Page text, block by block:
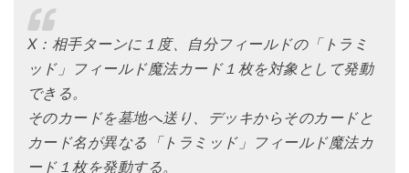
X：相手ターンに１度、自分フィールドの「トラミ
ッド」フィールド魔法カード１枚を対象として発動
できる。
そのカードを墓地へ送り、デッキからそのカードと
カード名が異なる「トラミッド」フィールド魔法カ
ード１枚を発動する。